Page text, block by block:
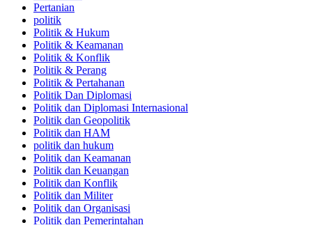
Pertanian
politik
Politik & Hukum
Politik & Keamanan
Politik & Konflik
Politik & Perang
Politik & Pertahanan
Politik Dan Diplomasi
Politik dan Diplomasi Internasional
Politik dan Geopolitik
Politik dan HAM
politik dan hukum
Politik dan Keamanan
Politik dan Keuangan
Politik dan Konflik
Politik dan Militer
Politik dan Organisasi
Politik dan Pemerintahan